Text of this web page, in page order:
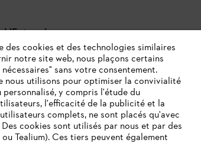
L'Entreprise
À propos de nous
Catalogue
Informations aux fournisseurs
Système d'alerte STIHL
des cookies et des technologies similaires
notre site web, nous plaçons certains
sans votre consentement.
nous utilisons pour optimiser la convivialité
y compris l'étude du
l'efficacité de la publicité et la
complets, ne sont placés qu'avec
cookies sont utilisés par nous et par des
Tealium). Ces tiers peuvent également